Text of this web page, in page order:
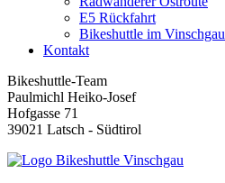
E5 Rückfahrt
Bikeshuttle im Vinschgau
Kontakt
Bikeshuttle-Team
Paulmichl Heiko-Josef
Hofgasse 71
39021 Latsch - Südtirol